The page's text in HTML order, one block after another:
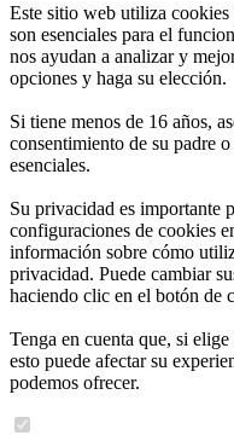
Este sitio web utiliza
son esenciales para el
nos ayudan a analizar y
opciones y haga su elección.
Si tiene menos de 16 años,
consentimiento de su padre
esenciales.
Su privacidad es importante
configuraciones de cookies
información sobre cómo
privacidad. Puede cambiar
haciendo clic en el botón de
Tenga en cuenta que, si
esto puede afectar su
podemos ofrecer.